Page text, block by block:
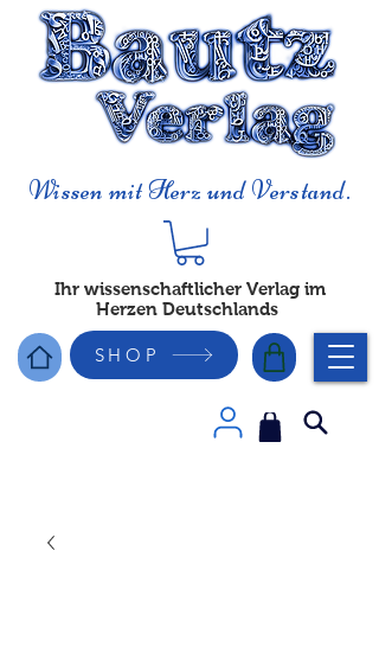
Wissen mit Herz und Verstand.
Ihr wissenschaftlicher Verlag im
Herzen Deutschlands
SHOP